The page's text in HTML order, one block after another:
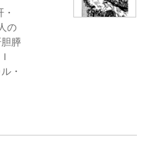
の
膵
・